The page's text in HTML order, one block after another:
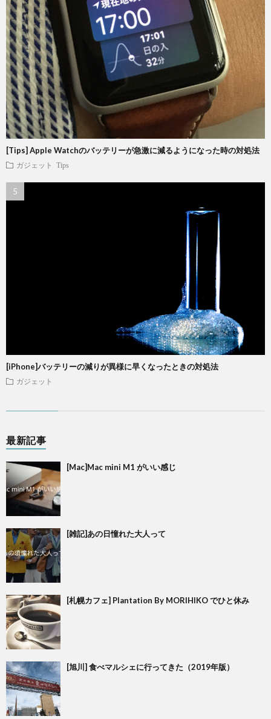
[Tips] Apple Watchのバッテリーが急激に減るようになった時の対処法
ガジェット Tips
[iPhone]バッテリーの減りが異様に早くなったときの対処法
ガジェット
最新記事
[Mac]Mac mini M1 がいい感じ
[雑記]あの日憧れた大人って
[札幌カフェ] Plantation By MORIHIKO でひと休み
[旭川] 食べマルシェに行ってきた（2019年版）